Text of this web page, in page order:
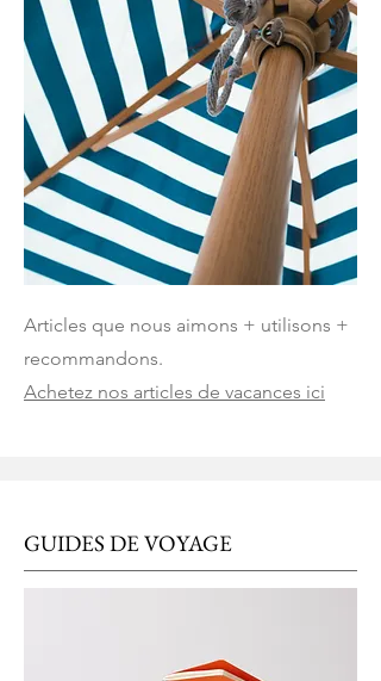
Articles que nous aimons + utilisons +
recommandons.
Achetez nos articles de vacances ici
GUIDES DE VOYAGE